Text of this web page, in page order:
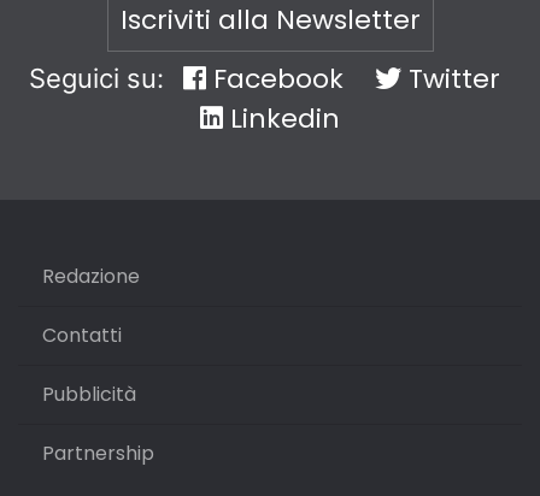
Iscriviti alla Newsletter
Seguici su: Facebook
Twitter
Linkedin
Redazione
Contatti
Pubblicità
Partnership